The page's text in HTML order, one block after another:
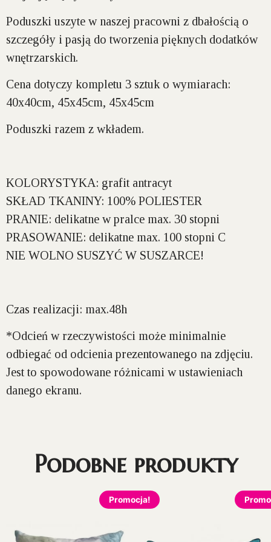
Poduszki uszyte w naszej pracowni z dbałością o
szczegóły i pasją do tworzenia pięknych dodatków
wnętrzarskich.
Cena dotyczy kompletu 3 sztuk o wymiarach:
40x40cm, 45x45cm, 45x45cm
Poduszki razem z wkładem.
KOLORYSTYKA: grafit antracyt
SKŁAD TKANINY: 100% POLIESTER
PRANIE: delikatne w pralce max. 30 stopni
PRASOWANIE: delikatne max. 100 stopni C
NIE WOLNO SUSZYĆ W SUSZARCE!
Czas realizacji: max.48h
*Odcień w rzeczywistości może minimalnie
odbiegać od odcienia prezentowanego na zdjęciu.
Jest to spowodowane różnicami w ustawieniach
danego ekranu.
Podobne produkty
Promocja!